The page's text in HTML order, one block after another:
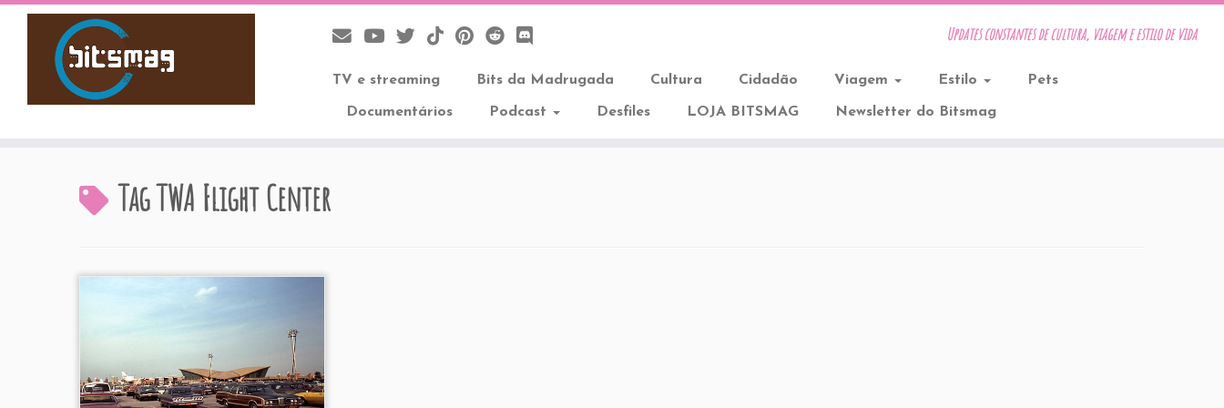
Updates constantes de cultura, viagem e estilo de vida
TV e streaming Bits da Madrugada Cultura Cidadão Viagem Estilo Pets
Documentários Podcast Desfiles LOJA BITSMAG Newsletter do Bitsmag
TagTWA Flight Center